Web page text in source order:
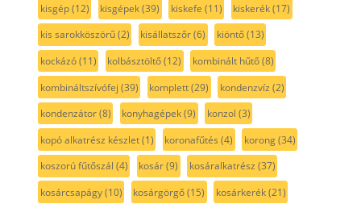
kisgép(12) kisgépek(39) kiskefe (11) kiskerék(17)
kis sarokköszörű(2) kisállatszőr(6) kiöntő(13)
kockázó(11) kolbásztöltő(12) kombinált hűtő(8)
kombináltszívófej (39) komplett(29) kondenzvíz (2)
kondenzátor(8) konyhagépek(9) konzol (3)
kopó alkatrész készlet(1) koronafűtés (4) korong(34)
koszorú fűtőszál (4) kosár(9) kosáralkatrész (37)
kosárcsapágy(10) kosárgörgő(15) kosárkerék(21)